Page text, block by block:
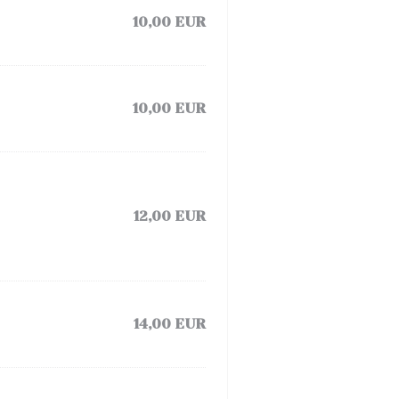
10,00 EUR
10,00 EUR
12,00 EUR
14,00 EUR